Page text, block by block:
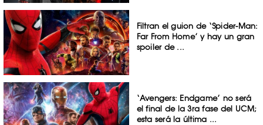
Filtran el guion de ‘Spider-Man:
Far From Home’ y hay un gran
spoiler de ...
‘Avengers: Endgame’ no será
el final de la 3ra fase del UCM;
esta será la última ...